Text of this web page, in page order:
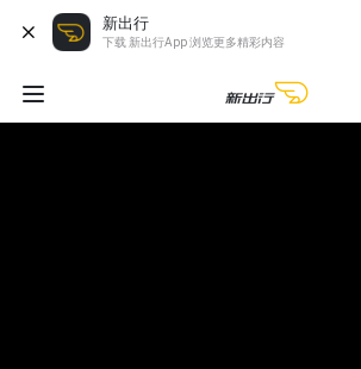
新出行
下载 新出行App 浏览更多精彩内容